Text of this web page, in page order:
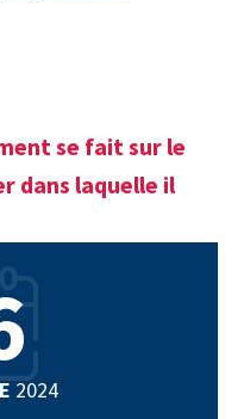
se fait sur le
dans laquelle il
2024